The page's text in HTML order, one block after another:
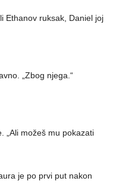
Ethanov ruksak, Daniel joj
„Zbog njega.“
„Ali možeš mu pokazati
je po prvi put nakon